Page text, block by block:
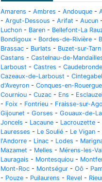
Amarens - Ambres - Andouque -
- Argut-Dessous - Arifat - Aucun -
Luchon - Baren - Bellefont-La
Bondigoux - Bordes-de-Rivière -
Brassac - Burlats - Buzet-sur-Tarn
Castans - Castelnau-de-
Larboust - Castres - Caudebronde
Cazeaux-de-Larboust -
d'Aveyron - Conques-en-Rouergue
Courniou - Cuzac - Ens -
- Foix - Fontrieu - Fraisse-sur-
Gijounet - Gorses - Gouaux-de-
Joncels - Lacaune - Lacrouzette -
Lauresses - Le Soulié - Le Vigan -
l'Andorre - Linac - Lodes -
Mazamet - Melles - Mérens-les-
Lauragais - Montesquiou -
Mont-Roc - Montségur - Oô -
- Pouze - Puilaurens - Revel -